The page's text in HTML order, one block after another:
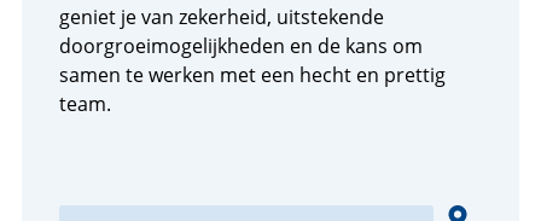
geniet je van zekerheid, uitstekende
doorgroeimogelijkheden en de kans om
samen te werken met een hecht en prettig
team.